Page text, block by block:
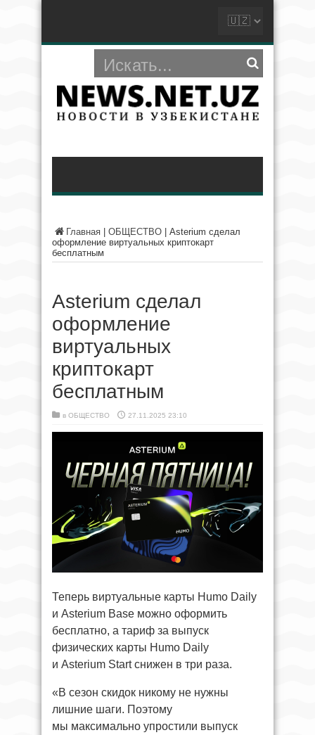
Главная ОБЩЕСТВО
Asterium сделал
оформление виртуальных криптокарт
бесплатным
Asterium сделал
оформление
виртуальных
криптокарт
бесплатным
в ОБЩЕСТВО 27.11.2025 23:10
Теперь виртуальные карты Humo Daily
и Asterium Base можно оформить
бесплатно, а тариф за выпуск
физических карты Humo Daily
и Asterium Start снижен в три раза.
«В сезон скидок никому не нужны
лишние шаги. Поэтому
мы максимально упростили выпуск